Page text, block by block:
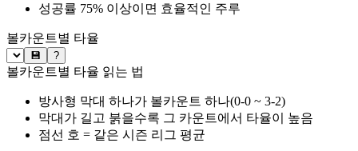
성공률 75% 이상이면 효율적인 주루
볼카운트별 타율
💾 ?
볼카운트별 타율 읽는 법
방사형 막대 하나가 볼카운트 하나(0-0 ~ 3-2)
막대가 길고 붉을수록 그 카운트에서 타율이 높음
점선 호 = 같은 시즌 리그 평균